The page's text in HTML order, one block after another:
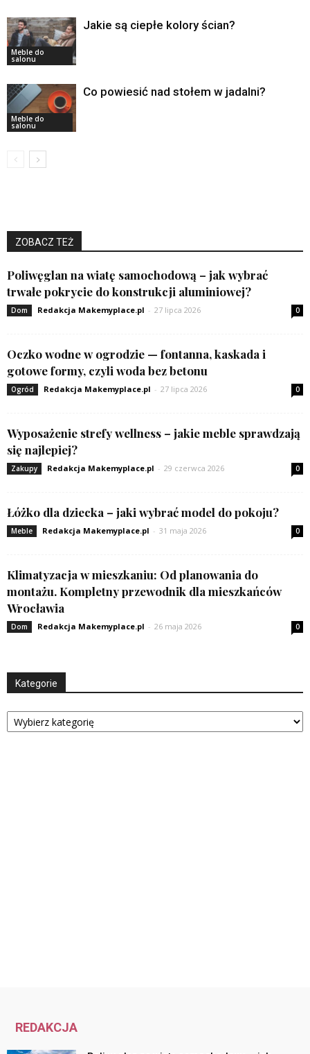
Meble do
salonu
Jakie są ciepłe kolory ścian?
Meble do
salonu
Co powiesić nad stołem w jadalni?
ZOBACZ TEŻ
Poliwęglan na wiatę samochodową – jak wybrać
trwałe pokrycie do konstrukcji aluminiowej?
Dom Redakcja Makemyplace.pl - 27 lipca 2026 0
Oczko wodne w ogrodzie — fontanna, kaskada i
gotowe formy, czyli woda bez betonu
Ogród Redakcja Makemyplace.pl - 27 lipca 2026 0
Wyposażenie strefy wellness – jakie meble sprawdzają
się najlepiej?
Zakupy Redakcja Makemyplace.pl - 29 czerwca 2026 0
Łóżko dla dziecka – jaki wybrać model do pokoju?
Meble Redakcja Makemyplace.pl - 31 maja 2026 0
Klimatyzacja w mieszkaniu: Od planowania do
montażu. Kompletny przewodnik dla mieszkańców
Wrocławia
Dom Redakcja Makemyplace.pl - 26 maja 2026 0
Kategorie
Kategorie
REDAKCJA